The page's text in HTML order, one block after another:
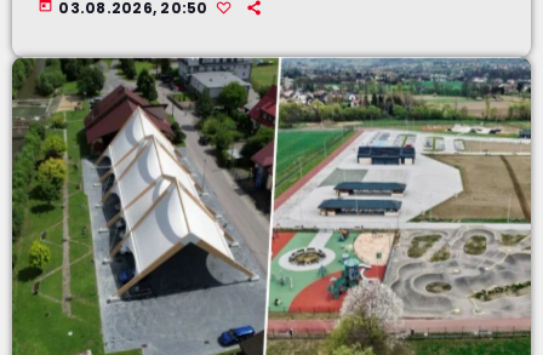
today 03.08.2026, 20:50